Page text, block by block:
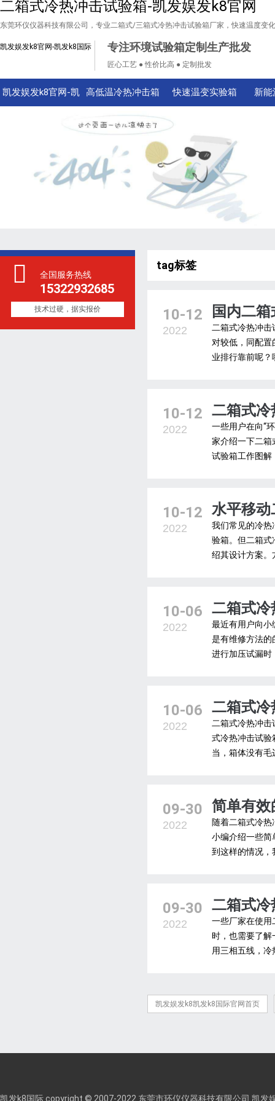
二箱式冷热冲击试验箱-凯发娱发k8官网
东莞环仪仪器科技有限公司，专业二箱式/三箱式冷热冲击试验箱厂家，快速温度变
凯发娱发k8官网-凯发k8国际 专注环境试验箱定制生产批发
匠心工艺 ● 性价比高 ● 定制批发
凯发娱发k8官网-凯 高低温冷热冲击箱 快速温变实验箱 新
全国服务热线
15322932685
技术过硬，据实报价
tag标签
10-12
2022
国内二
二箱式冷热冲
对较低，同配
业排行靠前呢？
10-12
2022
二箱式冷
一些用户在向“
家介绍一下二箱
试验箱工作图解
10-12
2022
水平移动
我们常见的冷热
验箱。但二箱式
绍其设计方案。
10-06
2022
二箱式冷
最近有用户向小
是有维修方法的
进行加压试漏时
10-06
2022
二箱式冷
二箱式冷热冲
式冷热冲击试验
当，箱体没有毛
09-30
2022
简单有效
随着二箱式冷
小编介绍一些简
到这样的情况，
09-30
2022
二箱式冷
一些厂家在使用
时，也需要了
用三相五线，
凯发娱发k8凯发k8国际官网首页
凯发k8国际 copyright © 2007-2022 东莞市环仪仪器科技有限公司 凯发